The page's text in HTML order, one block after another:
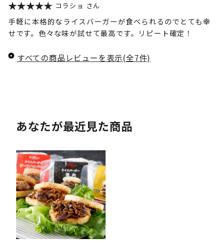
コラショ
手軽に本格的なライスバーガーが食べられるのでとても幸
せです。色々な味が試せて最高です。リピート確定！
すべての商品レビューを表示(全7件)
あなたが最近見た商品